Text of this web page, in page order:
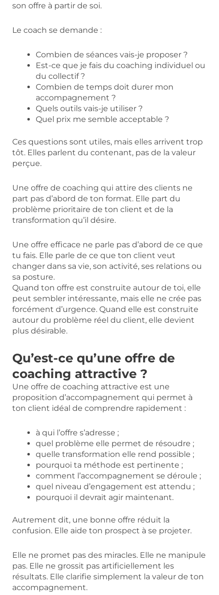
son offre à partir de soi.
Le coach se demande :
Combien de séances vais-je proposer ?
Est-ce que je fais du coaching individuel ou
du collectif ?
Combien de temps doit durer mon
accompagnement ?
Quels outils vais-je utiliser ?
Quel prix me semble acceptable ?
Ces questions sont utiles, mais elles arrivent trop
tôt. Elles parlent du contenant, pas de la valeur
perçue.
Une offre de coaching qui attire des clients ne
part pas d’abord de ton format. Elle part du
problème prioritaire de ton client et de la
transformation qu’il désire.
Une offre efficace ne parle pas d’abord de ce que
tu fais. Elle parle de ce que ton client veut
changer dans sa vie, son activité, ses relations ou
sa posture.
Quand ton offre est construite autour de toi, elle
peut sembler intéressante, mais elle ne crée pas
forcément d’urgence. Quand elle est construite
autour du problème réel du client, elle devient
plus désirable.
Qu’est-ce qu’une offre de
coaching attractive ?
Une offre de coaching attractive est une
proposition d’accompagnement qui permet à
ton client idéal de comprendre rapidement :
à qui l’offre s’adresse ;
quel problème elle permet de résoudre ;
quelle transformation elle rend possible ;
pourquoi ta méthode est pertinente ;
comment l’accompagnement se déroule ;
quel niveau d’engagement est attendu ;
pourquoi il devrait agir maintenant.
Autrement dit, une bonne offre réduit la
confusion. Elle aide ton prospect à se projeter.
Elle ne promet pas des miracles. Elle ne manipule
pas. Elle ne grossit pas artificiellement les
résultats. Elle clarifie simplement la valeur de ton
accompagnement.